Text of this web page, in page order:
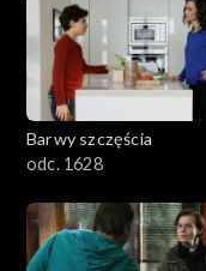
Barwy szczęścia
odc. 1628